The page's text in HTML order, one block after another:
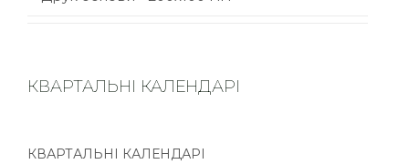
КВАРТАЛЬНІ КАЛЕНДАРІ
КВАРТАЛЬНІ КАЛЕНДАРІ